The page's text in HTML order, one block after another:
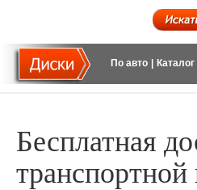
По авто
Бесплатная